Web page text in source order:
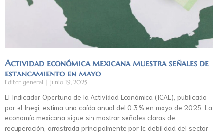
Actividad económica mexicana muestra señales de
estancamiento en mayo
Editor general junio 19, 2025
El Indicador Oportuno de la Actividad Económica (IOAE), publicado
por el Inegi, estima una caída anual del 0.3 % en mayo de 2025. La
economía mexicana sigue sin mostrar señales claras de
recuperación, arrastrada principalmente por la debilidad del sector